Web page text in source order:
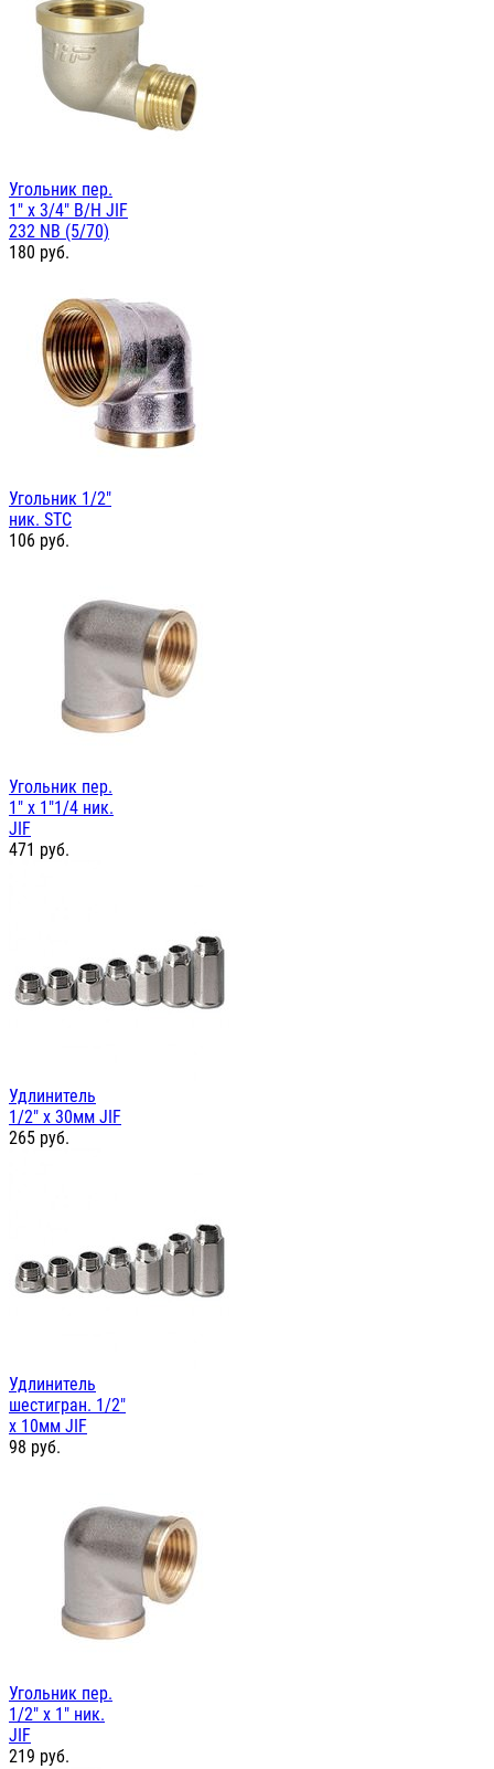
Угольник пер.
1" х 3/4" В/Н JIF
232 NB (5/70)
180 руб.
Угольник 1/2"
ник. STC
106 руб.
Угольник пер.
1" х 1"1/4 ник.
JIF
471 руб.
Удлинитель
1/2" х 30мм JIF
265 руб.
Удлинитель
шестигран. 1/2"
х 10мм JIF
98 руб.
Угольник пер.
1/2" х 1" ник.
JIF
219 руб.